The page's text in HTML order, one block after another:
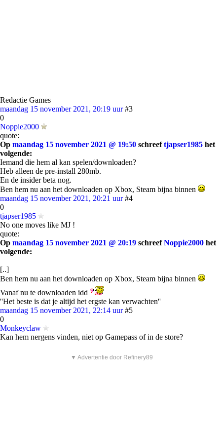
Redactie Games
maandag 15 november 2021, 20:19 uur #3
0
Noppie2000
quote:
Op maandag 15 november 2021 @ 19:50 schreeftjapser1985 het
volgende:
Iemand die hem al kan spelen/downloaden?
Heb alleen de pre-install 280mb.
En de insider beta nog.
Ben hem nu aan het downloaden op Xbox, Steam bijna binnen
maandag 15 november 2021, 20:21 uur #4
0
tjapser1985
No one moves like MJ !
quote:
Op maandag 15 november 2021 @ 20:19 schreefNoppie2000 het
volgende:
[..]
Ben hem nu aan het downloaden op Xbox, Steam bijna binnen
Vanaf nu te downloaden idd
''Het beste is dat je altijd het ergste kan verwachten''
maandag 15 november 2021, 22:14 uur #5
0
Monkeyclaw
Kan hem nergens vinden, niet op Gamepass of in de store?
▼ Advertentie door Refinery89